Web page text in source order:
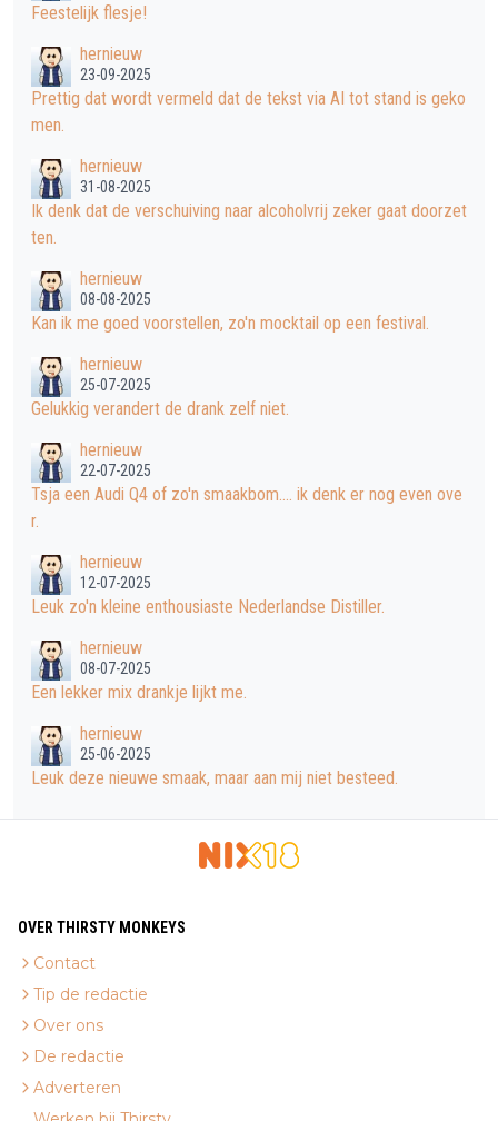
Feestelijk flesje!
hernieuw
23-09-2025
Prettig dat wordt vermeld dat de tekst via AI tot stand is geko
men.
hernieuw
31-08-2025
Ik denk dat de verschuiving naar alcoholvrij zeker gaat doorzet
ten.
hernieuw
08-08-2025
Kan ik me goed voorstellen, zo'n mocktail op een festival.
hernieuw
25-07-2025
Gelukkig verandert de drank zelf niet.
hernieuw
22-07-2025
Tsja een Audi Q4 of zo'n smaakbom.... ik denk er nog even ove
r.
hernieuw
12-07-2025
Leuk zo'n kleine enthousiaste Nederlandse Distiller.
hernieuw
08-07-2025
Een lekker mix drankje lijkt me.
hernieuw
25-06-2025
Leuk deze nieuwe smaak, maar aan mij niet besteed.
OVER THIRSTY MONKEYS
Contact
Tip de redactie
Over ons
De redactie
Adverteren